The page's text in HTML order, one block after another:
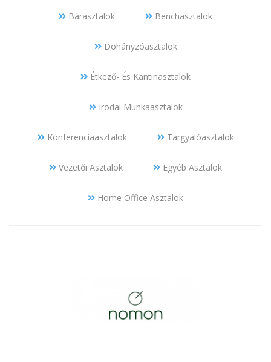
Bárasztalok Benchasztalok
Dohányzóasztalok
Étkező- És Kantinasztalok
Irodai Munkaasztalok
Konferenciaasztalok Targyalóasztalok
Vezetői Asztalok Egyéb Asztalok
Home Office Asztalok